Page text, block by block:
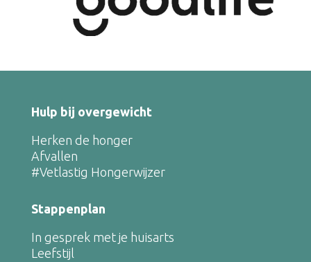
Hulp bij overgewicht
Herken de honger
Afvallen
#Vetlastig Hongerwijzer
Stappenplan
In gesprek met je huisarts
Leefstijl